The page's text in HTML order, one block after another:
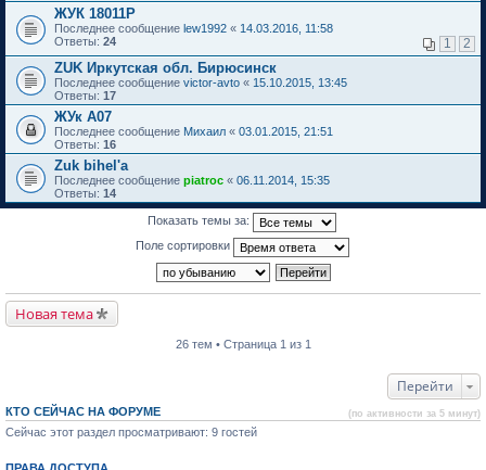
ЖУК 18011Р
Последнее сообщение lew1992 « 14.03.2016, 11:58
Ответы: 24 1 2
ZUK Иркутская обл. Бирюсинск
Последнее сообщение victor-avto « 15.10.2015, 13:45
Ответы: 17
ЖУк А07
Последнее сообщение Михаил « 03.01.2015, 21:51
Ответы: 16
Zuk bihel'a
Последнее сообщение piatroc « 06.11.2014, 15:35
Ответы: 14
Показать темы за:
Поле сортировки
Новая тема
26 тем • Страница 1 из 1
Перейти
КТО СЕЙЧАС НА ФОРУМЕ (по активности за 5 минут)
Сейчас этот раздел просматривают: 9 гостей
ПРАВА ДОСТУПА